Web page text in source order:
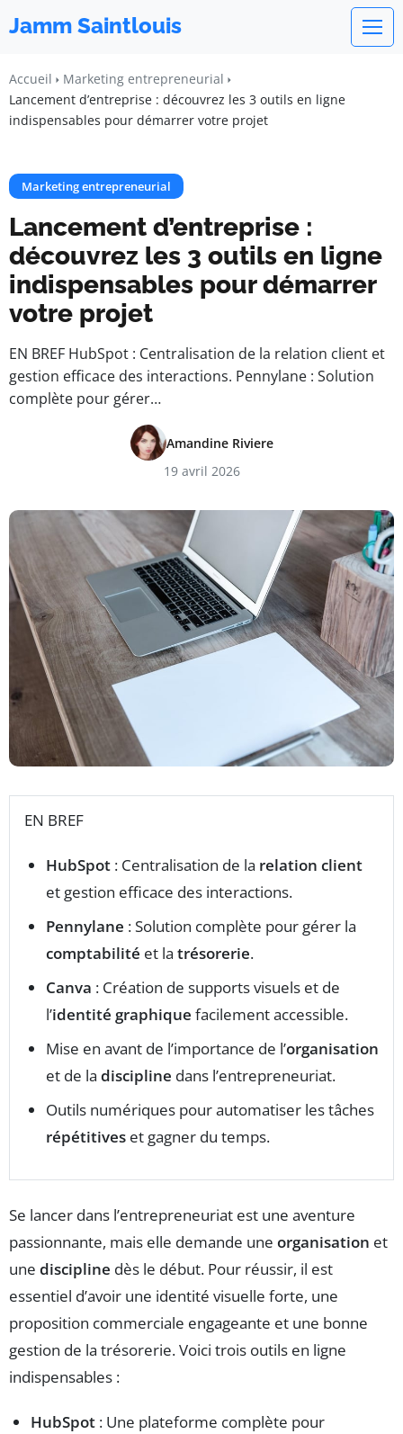
Jamm Saintlouis
Accueil
Marketing entrepreneurial
Lancement d’entreprise : découvrez les 3 outils en ligne
indispensables pour démarrer votre projet
Marketing entrepreneurial
Lancement d’entreprise :
découvrez les 3 outils en ligne
indispensables pour démarrer
votre projet
EN BREF HubSpot : Centralisation de la relation client et
gestion efficace des interactions. Pennylane : Solution
complète pour gérer…
Amandine Riviere
19 avril 2026
EN BREF
HubSpot : Centralisation de la relation client
et gestion efficace des interactions.
Pennylane : Solution complète pour gérer la
comptabilité et la trésorerie.
Canva : Création de supports visuels et de
l’identité graphique facilement accessible.
Mise en avant de l’importance de l’organisation
et de la discipline dans l’entrepreneuriat.
Outils numériques pour automatiser les tâches
répétitives et gagner du temps.
Se lancer dans l’entrepreneuriat est une aventure
passionnante, mais elle demande une organisation et
une discipline dès le début. Pour réussir, il est
essentiel d’avoir une identité visuelle forte, une
proposition commerciale engageante et une bonne
gestion de la trésorerie. Voici trois outils en ligne
indispensables :
HubSpot : Une plateforme complète pour